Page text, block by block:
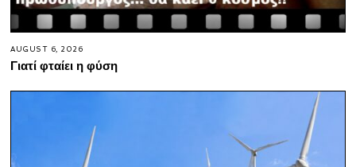
AUGUST 6, 2026
Γιατί φταίει η φύση